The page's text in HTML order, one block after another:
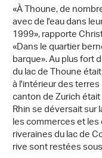
«À Thoune, de
avec de l'eau dans
1999», rapporte
«Dans le quartier
barque». Au plus fort
du lac de Thoune
à l'intérieur des
canton de Zurich
Rhin se déversait sur
les commerces et
riveraines du lac de
rive sont restées